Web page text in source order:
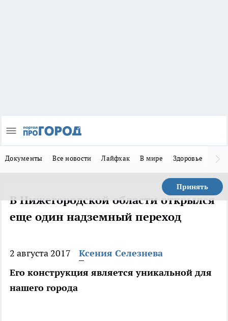
Документы Все новости Лайфхак В мире Здоровье
Принять
В Нижегородской области открылся
еще один надземный переход
2 августа 2017
Ксения Селезнева
Его конструкция является уникальной для
нашего города